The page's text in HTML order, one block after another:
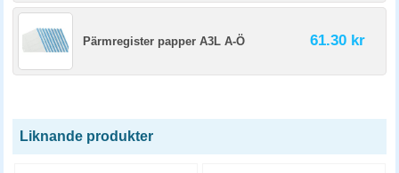
Pärmregister papper A3L A-Ö 61.30 kr
Liknande produkter